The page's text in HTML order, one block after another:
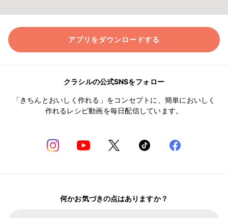
アプリをダウンロードする
クラシルの公式SNSをフォロー
「きちんとおいしく作れる」をコンセプトに、簡単においしく
作れるレシピ動画を毎日配信しています。
何かお気づきの点はありますか？